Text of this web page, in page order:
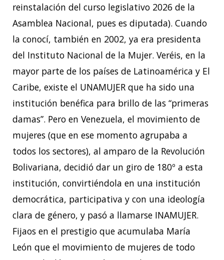
reinstalación del curso legislativo 2026 de la
Asamblea Nacional, pues es diputada). Cuando
la conocí, también en 2002, ya era presidenta
del Instituto Nacional de la Mujer. Veréis, en la
mayor parte de los países de Latinoamérica y El
Caribe, existe el UNAMUJER que ha sido una
institución benéfica para brillo de las “primeras
damas”. Pero en Venezuela, el movimiento de
mujeres (que en ese momento agrupaba a
todos los sectores), al amparo de la Revolución
Bolivariana, decidió dar un giro de 180º a esta
institución, convirtiéndola en una institución
democrática, participativa y con una ideología
clara de género, y pasó a llamarse INAMUJER.
Fijaos en el prestigio que acumulaba María
León que el movimiento de mujeres de todo